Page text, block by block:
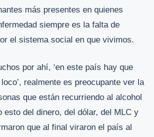
más presentes en quienes
siempre es la falta de
el sistema social en que vivimos.
por ahí, ‘en este país hay que
realmente es preocupante ver la
que están recurriendo al alcohol
esto del dinero, del dólar, del MLC y
que al final viraron el país al